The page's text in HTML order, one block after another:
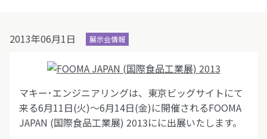
2013年06月1日 展示会情報
マキー･エンジニアリングは、東京ビッグサイトにて
来る6月11日(火)～6月14日(金)に開催されるFOOMA
JAPAN (国際食品工業展) 2013にに出展いたします。